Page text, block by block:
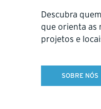
Descubra
que orienta as
projetos e
SOBRE NÓS